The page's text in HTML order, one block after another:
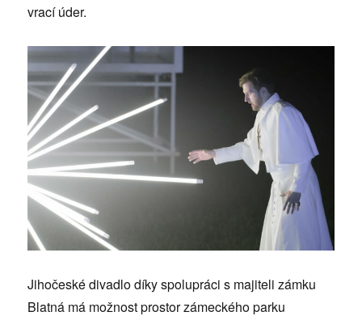
vrací úder.
Jihočeské divadlo díky spolupráci s majiteli zámku
Blatná má možnost prostor zámeckého parku